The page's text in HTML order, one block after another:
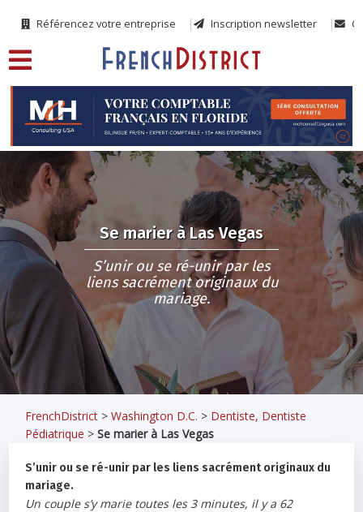
Référencez votre entreprise Inscription newsletter
Se marier à Las Vegas
S’unir ou se ré-unir par les
liens sacrément originaux du
mariage.
FrenchDistrict >Washington D.C. > Dentiste, Dentiste
Pédiatrique >Se marier à Las Vegas
S’unir ou se ré-unir par les liens sacrément originaux du
mariage.
Un couple s’y marie toutes les 3 minutes, il y a 62